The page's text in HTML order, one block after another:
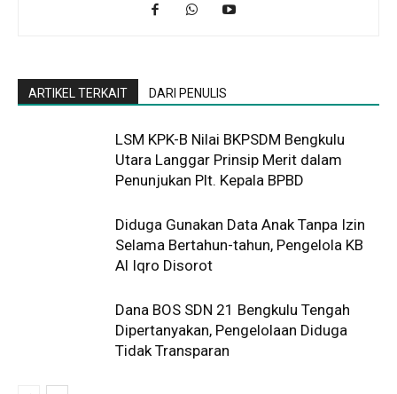
ARTIKEL TERKAIT DARI PENULIS
LSM KPK-B Nilai BKPSDM Bengkulu
Utara Langgar Prinsip Merit dalam
Penunjukan Plt. Kepala BPBD
Diduga Gunakan Data Anak Tanpa Izin
Selama Bertahun-tahun, Pengelola KB
Al Iqro Disorot
Dana BOS SDN 21 Bengkulu Tengah
Dipertanyakan, Pengelolaan Diduga
Tidak Transparan